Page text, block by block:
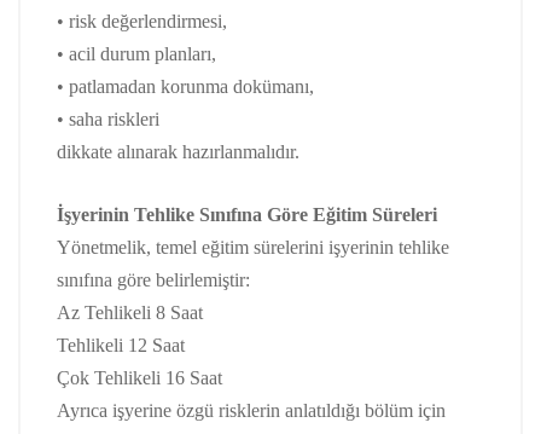
• risk değerlendirmesi,
• acil durum planları,
• patlamadan korunma dokümanı,
• saha riskleri
dikkate alınarak hazırlanmalıdır.
İşyerinin Tehlike Sınıfına Göre Eğitim Süreleri
Yönetmelik, temel eğitim sürelerini işyerinin tehlike
sınıfına göre belirlemiştir:
Az Tehlikeli 8 Saat
Tehlikeli 12 Saat
Çok Tehlikeli 16 Saat
Ayrıca işyerine özgü risklerin anlatıldığı bölüm için